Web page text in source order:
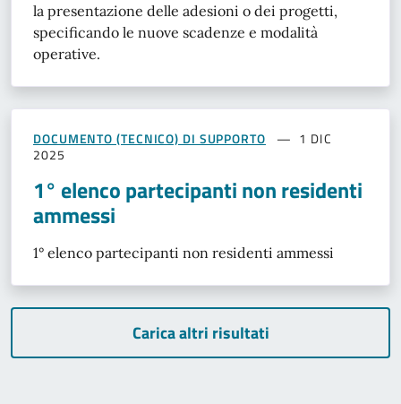
la presentazione delle adesioni o dei progetti,
specificando le nuove scadenze e modalità
operative.
DOCUMENTO (TECNICO) DI SUPPORTO
1 DIC
2025
1° elenco partecipanti non residenti
ammessi
1° elenco partecipanti non residenti ammessi
Carica altri risultati